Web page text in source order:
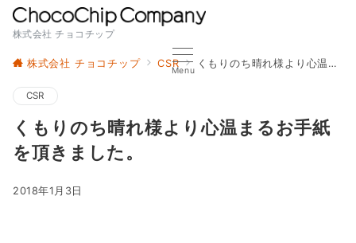
株式会社 チョコチップ
Menu
株式会社 チョコチップ CSR くもりのち晴れ様より心温まるお手紙を頂きました。
CSR
くもりのち晴れ様より心温まるお手紙
を頂きました。
2018年1月3日